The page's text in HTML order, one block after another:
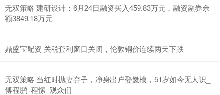
无双策略 建研设计：6月24日融资买入459.83万元，融资融券余
额3849.18万元
鼎盛宝配资 关税套利窗口关闭，伦敦铜价连续两天下跌
无双策略 当红时抛妻弃子，净身出户娶嫩模，51岁如今无人识_
傅程鹏_程愫_观众们